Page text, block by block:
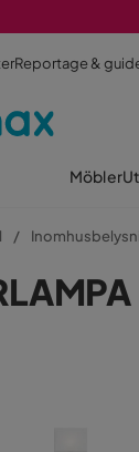
Reportage &
Möbler